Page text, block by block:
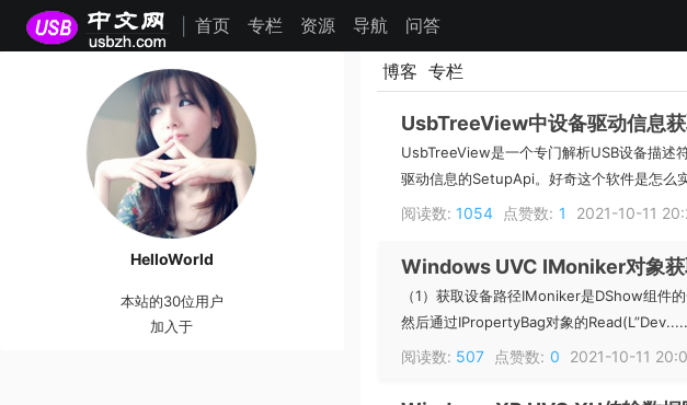
首页 专栏 资源 导航 问答
HelloWorld
本站的30位用户
加入于
博客 专栏
UsbTreeView中设备驱动信息
UsbTreeView是一个专门解析USB设备描述
驱动信息的SetupApi。好奇这个软件是怎么
阅读数: 1054 点赞数: 1 2021-10-11
Windows UVC IMoniker对象获
（1）获取设备路径IMoniker是DShow组
然后通过IPropertyBag对象的
阅读数: 507 点赞数: 0 2021-10-11